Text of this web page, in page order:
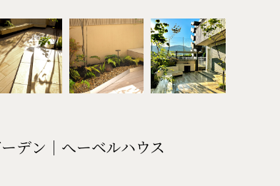
デン｜へーベルハウス